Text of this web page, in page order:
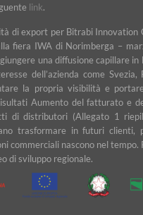
link.
di export per Bitrabi Innovation
fiera IWA di Norimberga –
una diffusione capillare in
dell’azienda come Svezia,
la propria visibilità e
Aumento del fatturato e
di distributori (Allegato 1
trasformare in futuri clienti,
commerciali nascono nel
di sviluppo regionale.